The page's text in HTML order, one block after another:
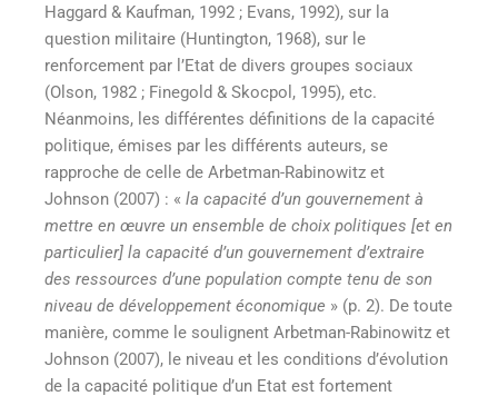
Haggard & Kaufman, 1992 ; Evans, 1992), sur la
question militaire (Huntington, 1968), sur le
renforcement par l’Etat de divers groupes sociaux
(Olson, 1982 ; Finegold & Skocpol, 1995), etc.
Néanmoins, les différentes définitions de la capacité
politique, émises par les différents auteurs, se
rapproche de celle de Arbetman-Rabinowitz et
Johnson (2007) : « la capacité d’un gouvernement à
mettre en œuvre un ensemble de choix politiques [et en
particulier] la capacité d’un gouvernement d’extraire
des ressources d’une population compte tenu de son
niveau de développement économique » (p. 2). De toute
manière, comme le soulignent Arbetman-Rabinowitz et
Johnson (2007), le niveau et les conditions d’évolution
de la capacité politique d’un Etat est fortement